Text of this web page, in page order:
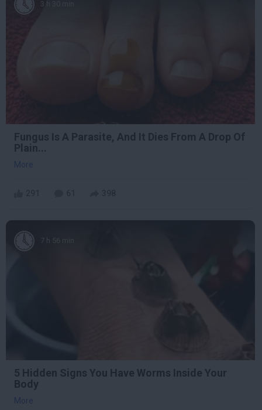
3 h 30 min
Fungus Is A Parasite, And It Dies From A Drop Of
Plain...
More
7 h 56 min
5 Hidden Signs You Have Worms Inside Your
Body
More